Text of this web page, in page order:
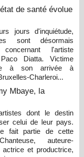
de santé évolue
jours d'inquiétude,
sont désormais
concernant l'artiste
Paco Diatta. Victime
à son arrivée à
Charleroi...
Mbaye, la
dont le destin
celui de leur pays.
fait partie de cette
auteure-
actrice et productrice,